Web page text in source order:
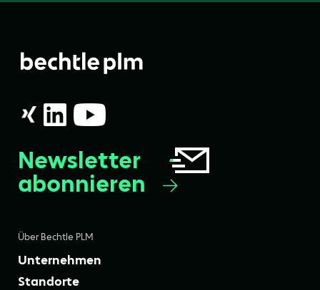
Über Bechtle PLM
Unternehmen
Standorte
Newsletter
abonnieren